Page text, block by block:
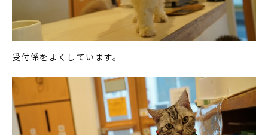
受付係をよくしています。